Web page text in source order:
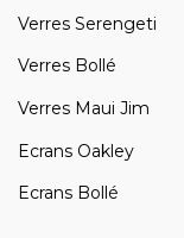
Verres Serengeti
Verres Bollé
Verres Maui Jim
Ecrans Oakley
Ecrans Bollé